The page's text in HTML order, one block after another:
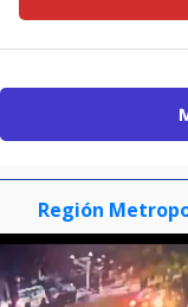
Región